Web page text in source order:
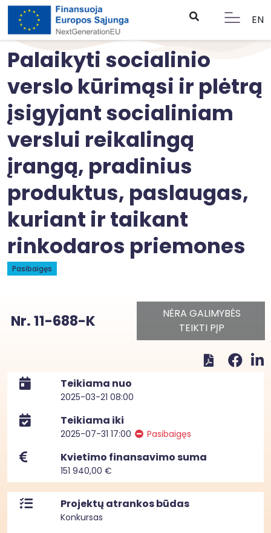
EN
Palaikyti socialinio
verslo kūrimąsi ir plėtrą
įsigyjant socialiniam
verslui reikalingą
įrangą, pradinius
produktus, paslaugas,
kuriant ir taikant
rinkodaros priemones
Pasibaigęs
Nr. 11-688-K
NĖRA GALIMYBĖS
TEIKTI PĮP
Teikiama nuo
2025-03-21 08:00
Teikiama iki
2025-07-31 17:00 Pasibaigęs
Kvietimo finansavimo suma
151 940,00 €
Projektų atrankos būdas
Konkursas